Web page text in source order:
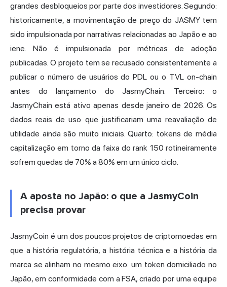
grandes desbloqueios por parte dos investidores. Segundo:
historicamente, a movimentação de preço do JASMY tem
sido impulsionada por narrativas relacionadas ao Japão e ao
iene. Não é impulsionada por métricas de adoção
publicadas. O projeto tem se recusado consistentemente a
publicar o número de usuários do PDL ou o TVL on-chain
antes do lançamento do JasmyChain. Terceiro: o
JasmyChain está ativo apenas desde janeiro de 2026. Os
dados reais de uso que justificariam uma reavaliação de
utilidade ainda são muito iniciais. Quarto: tokens de média
capitalização em torno da faixa do rank 150 rotineiramente
sofrem quedas de 70% a 80% em um único ciclo.
A aposta no Japão: o que a JasmyCoin
precisa provar
JasmyCoin é um dos poucos projetos de criptomoedas em
que a história regulatória, a história técnica e a história da
marca se alinham no mesmo eixo: um token domiciliado no
Japão, em conformidade com a FSA, criado por uma equipe